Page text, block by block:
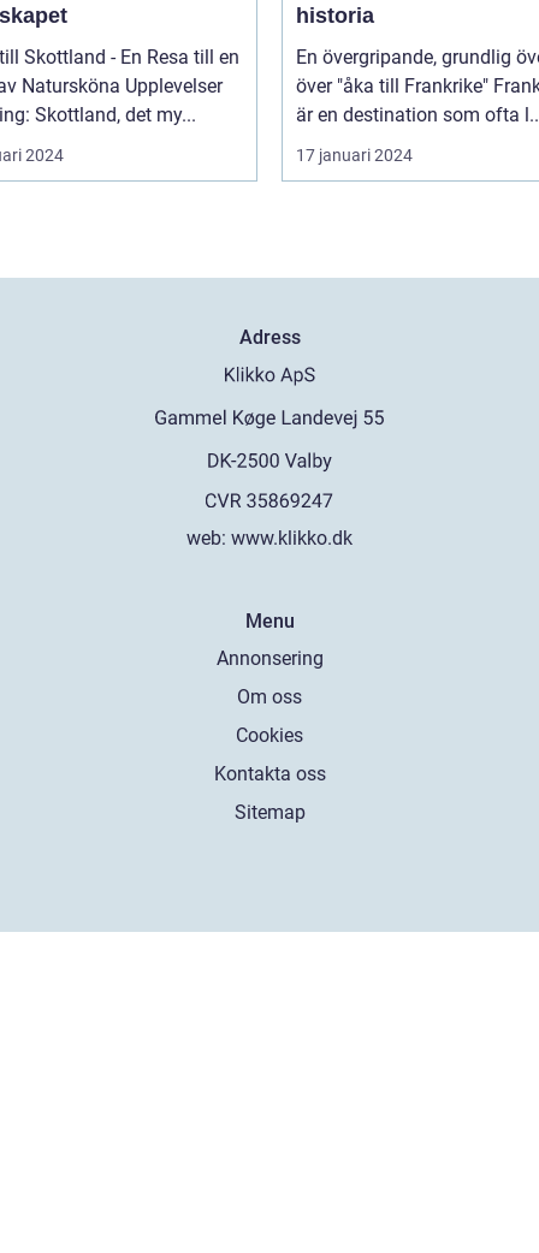
Skottland - En Resa till en
Natursköna Upplevelser
Skottland, det my...
2024
historia
En övergripande, grundlig
över "åka till Frankrike" Frankrike
är en destination som ofta
17 januari 2024
Adress
web: www.klikko.dk
Menu
Annonsering
Om oss
Cookies
Kontakta oss
Sitemap